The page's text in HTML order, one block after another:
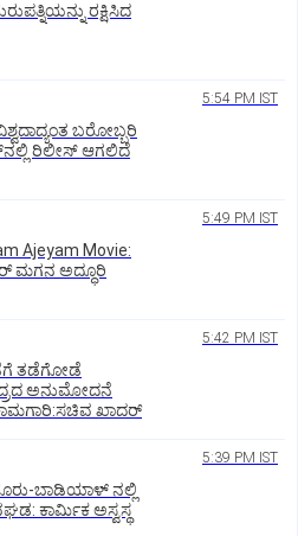
ರಕ್ಷಿಸಿದ
5:54 PM IST
ಬರೋಬ್ಬರಿ
ರಿಲೀಸ್‌ ಆಗಲಿದೆ
5:49 PM IST
Ajeyam Movie:
ಮಗನ ಅದ್ಧೂರಿ
5:42 PM IST
ತಡೆಗೋಡೆ
ಅನುಮೋದನೆ
ಖಾದರ್
5:39 PM IST
ಬಾಡಿಯಾಳ್ ನಲ್ಲಿ
ಕಾರ್ಮಿಕ ಅಸ್ವಸ್ಥ